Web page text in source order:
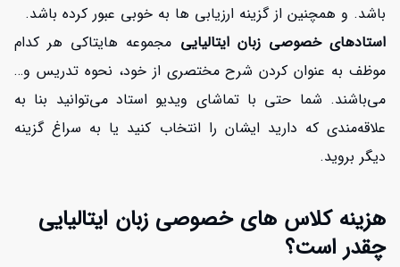
باشد. و همچنین از گزینه ارزیابی ها به خوبی عبور کرده باشد.
استادهای خصوصی زبان ایتالیایی مجموعه هایتاکی هر کدام
موظف به عنوان کردن شرح مختصری از خود، نحوه تدریس و…
می‌باشند. شما حتی با تماشای ویدیو استاد می‌توانید بنا به
علاقه‌مندی که دارید ایشان را انتخاب کنید یا به سراغ گزینه
دیگر بروید.
هزینه کلاس های خصوصی زبان ایتالیایی
چقدر است؟